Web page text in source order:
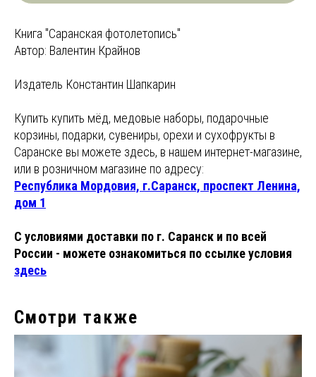
Книга "Саранская фотолетопись"
Автор: Валентин Крайнов
Издатель Константин Шапкарин
Купить купить мёд, медовые наборы, подарочные
корзины, подарки, сувениры, орехи и сухофрукты в
Саранске вы можете здесь, в нашем интернет-магазине,
или в розничном магазине по адресу:
Республика Мордовия, г.Саранск, проспект Ленина,
дом 1
С условиями доставки по г. Саранск и по всей
России - можете ознакомиться по ссылке условия
здесь
Смотри также